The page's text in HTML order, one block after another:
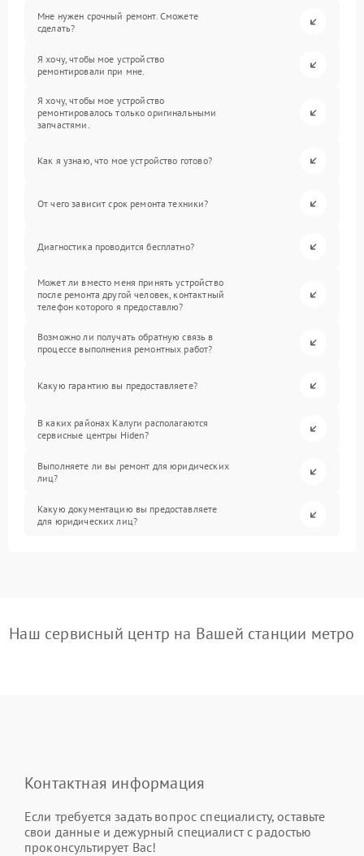
Мне нужен срочный ремонт. Сможете
сделать?
Я хочу, чтобы мое устройство
ремонтировали при мне.
Я хочу, чтобы мое устройство
ремонтировалось только оригинальными
запчастями.
Как я узнаю, что мое устройство готово?
От чего зависит срок ремонта техники?
Диагностика проводится бесплатно?
Может ли вместо меня принять устройство
после ремонта другой человек, контактный
телефон которого я предоставлю?
Возможно ли получать обратную связь в
процессе выполнения ремонтных работ?
Какую гарантию вы предоставляете?
В каких районах Калуги располагаются
сервисные центры Hiden?
Выполняете ли вы ремонт для юридических
лиц?
Какую документацию вы предоставляете
для юридических лиц?
Наш сервисный центр на Вашей станции метро
Контактная информация
Если требуется задать вопрос специалисту, оставьте
свои данные и дежурный специалист с радостью
проконсультирует Вас!